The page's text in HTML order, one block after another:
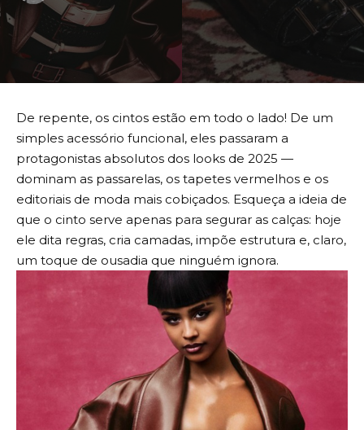
De repente, os cintos estão em todo o lado! De um
simples acessório funcional, eles passaram a
protagonistas absolutos dos looks de 2025 —
dominam as passarelas, os tapetes vermelhos e os
editoriais de moda mais cobiçados. Esqueça a ideia de
que o cinto serve apenas para segurar as calças: hoje
ele dita regras, cria camadas, impõe estrutura e, claro,
um toque de ousadia que ninguém ignora.